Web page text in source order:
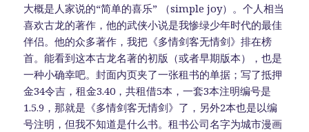
大概是人家说的“简单的喜乐” （simple joy）。个人相当
喜欢古龙的著作，他的武侠小说是我惨绿少年时代的最佳
伴侣。他的众多著作，我把《多情剑客无情剑》排在榜
首。能看到这本古龙名著的初版（或者早期版本），也是
一种小确幸吧。封面内页夹了一张租书的单据；写了抵押
金34令吉，租金3.40，共租借5本，一套3本注明编号是
1.5.9，那就是《多情剑客无情剑》了，另外2本也是以编
号注明，但我不知道是什么书。租书公司名字为城市漫画